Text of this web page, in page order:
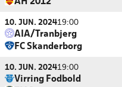
AH 2012
10. JUN. 202419:00
AIA/Tranbjerg
FC Skanderborg
10. JUN. 202419:00
Virring Fodbold